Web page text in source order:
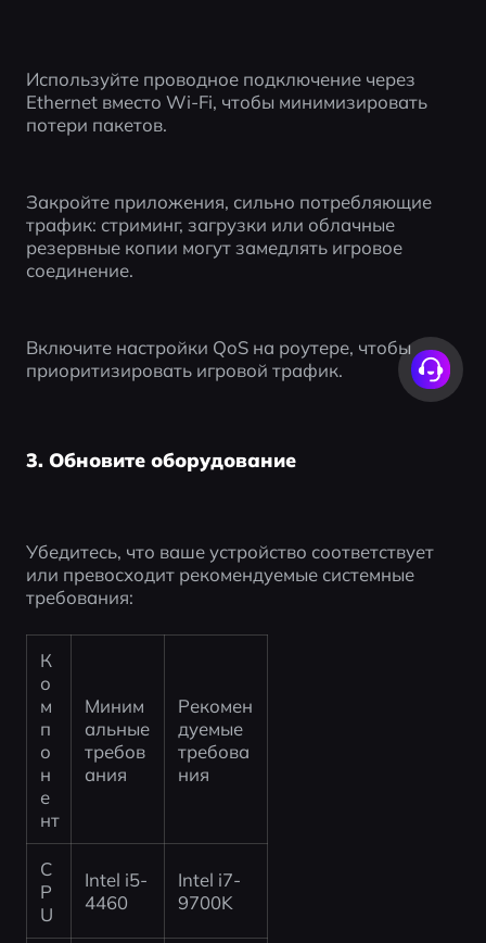
Используйте проводное подключение через
Ethernet вместо Wi-Fi, чтобы минимизировать
потери пакетов.
Закройте приложения, сильно потребляющие
трафик: стриминг, загрузки или облачные
резервные копии могут замедлять игровое
соединение.
Включите настройки QoS на роутере, чтобы
приоритизировать игровой трафик.
3. Обновите оборудование
Убедитесь, что ваше устройство соответствует
или превосходит рекомендуемые системные
требования:
К
о
м
п
о
н
е
нт
Миним
альные
требов
ания
Рекомен
дуемые
требова
ния
C
P
U
Intel i5-
4460
Intel i7-
9700K